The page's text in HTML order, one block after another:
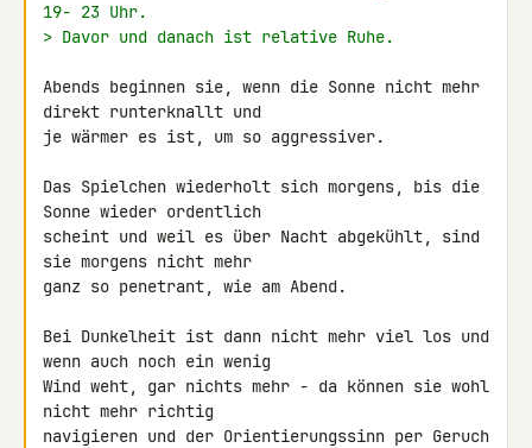
19- 23 Uhr.
> Davor und danach ist relative Ruhe.
Abends beginnen sie, wenn die Sonne nicht mehr
direkt runterknallt und
je wärmer es ist, um so aggressiver.
Das Spielchen wiederholt sich morgens, bis die
Sonne wieder ordentlich
scheint und weil es über Nacht abgekühlt, sind
sie morgens nicht mehr
ganz so penetrant, wie am Abend.
Bei Dunkelheit ist dann nicht mehr viel los und
wenn auch noch ein wenig
Wind weht, gar nichts mehr - da können sie wohl
nicht mehr richtig
navigieren und der Orientierungssinn per Geruch